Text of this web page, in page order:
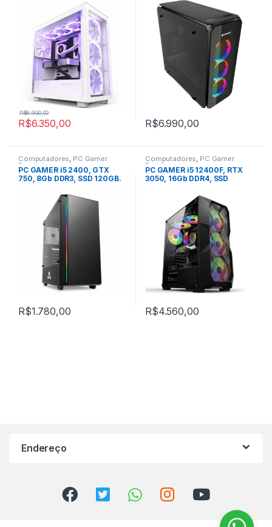
R$6.350,00
R$6.900,00
R$6.990,00
Computadores, PC Gamer
Baratinho
PC GAMER i5 2400, GTX
750, 8Gb DDR3, SSD 120GB.
R$1.780,00
Computadores, PC Gamer
Padrão
PC GAMER i5 12400F, RTX
3050, 16Gb DDR4, SSD
R$4.560,00
Endereço